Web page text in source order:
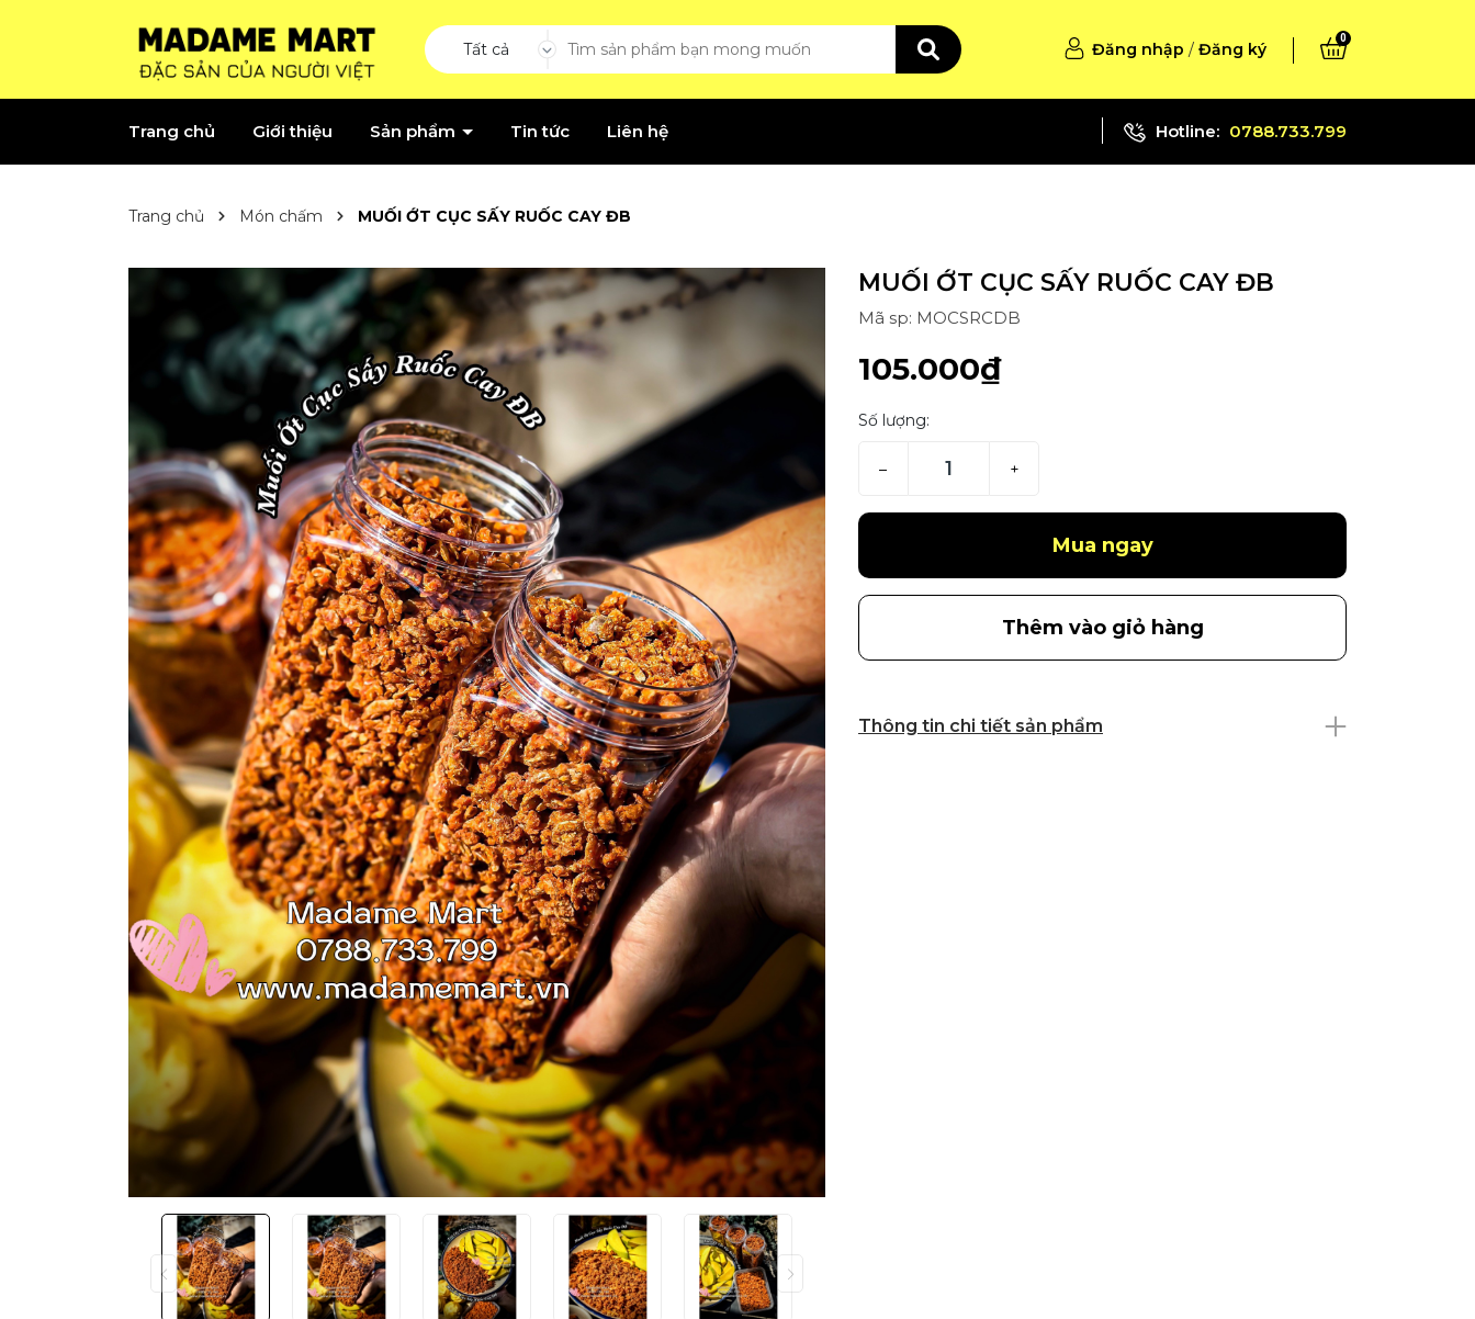
Tất cả Đăng nhập / Đăng ký
0
Trang chủ Giới thiệu Sản phẩm Tin tức Liên hệ Hotline: 0788.733.799
Trang chủ Món chấm MUỐI ỚT CỤC SẤY RUỐC CAY ĐB
MUỐI ỚT CỤC SẤY RUỐC CAY ĐB
Mã sp: MOCSRCDB
105.000₫
Số lượng:
– +
Mua ngay
Thêm vào giỏ hàng
Thông tin chi tiết sản phẩm